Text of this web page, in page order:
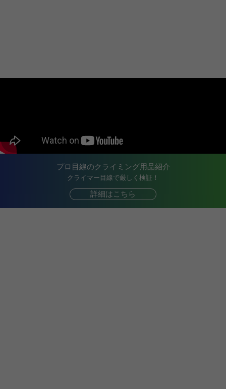
プロ目線のクライミング用品紹介
クライマー目線で厳しく検証！
詳細はこちら